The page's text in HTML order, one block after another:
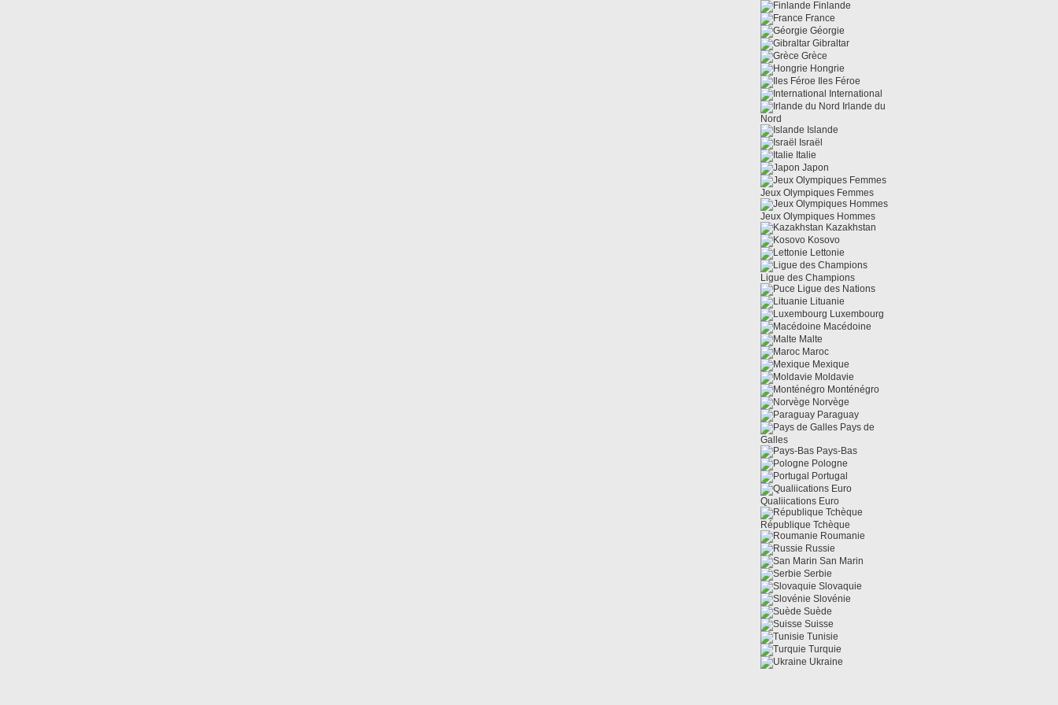
Finlande
France
Géorgie
Gibraltar
Grèce
Hongrie
Iles Féroe
International
Irlande du
Nord
Islande
Israël
Italie
Japon
Jeux Olympiques Femmes
Jeux Olympiques Hommes
Kazakhstan
Kosovo
Lettonie
Ligue des Champions
Ligue des Nations
Lituanie
Luxembourg
Macédoine
Malte
Maroc
Mexique
Moldavie
Monténégro
Norvège
Paraguay
Pays de
Galles
Pays-Bas
Pologne
Portugal
Qualiications Euro
République Tchèque
Roumanie
Russie
San Marin
Serbie
Slovaquie
Slovénie
Suède
Suisse
Tunisie
Turquie
Ukraine